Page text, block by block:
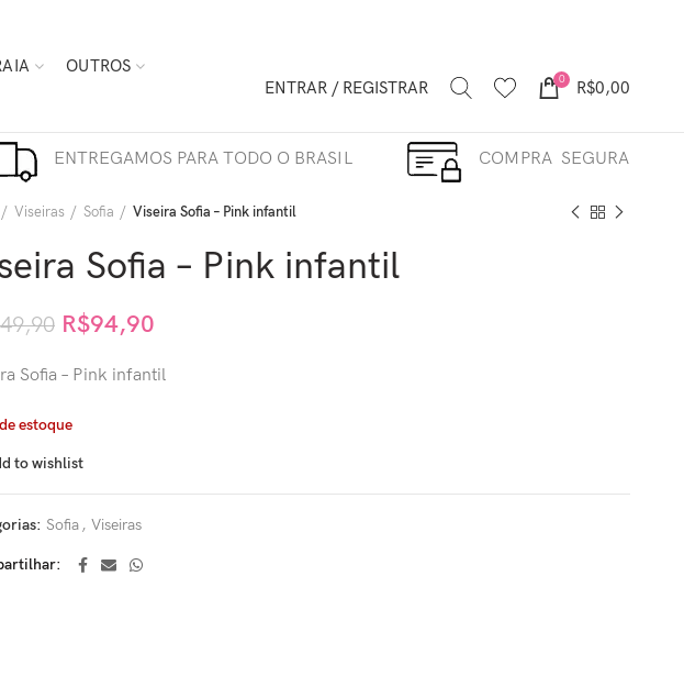
OUTROS
ENTRAR / REGISTRAR 0 R$0,00
ENTREGAMOS PARA TODO O BRASIL COMPRA SEGURA
Viseiras Sofia Viseira Sofia – Pink infantil
Sofia – Pink infantil
R$94,90
Sofia – Pink infantil
estoque
to wishlist
Sofia , Viseiras